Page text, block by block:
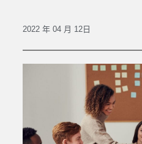
2022 年 04 月 12日